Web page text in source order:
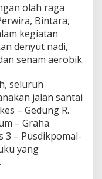
olah raga
Bintara,
kegiatan
denyut nadi,
senam aerobik.
seluruh
jalan santai
– Gedung R.
– Graha
3 – Pusdikpomal-
yang